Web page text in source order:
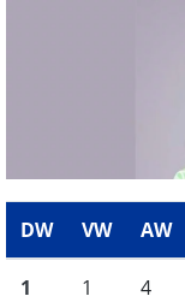
DW VW AW
1 1 4